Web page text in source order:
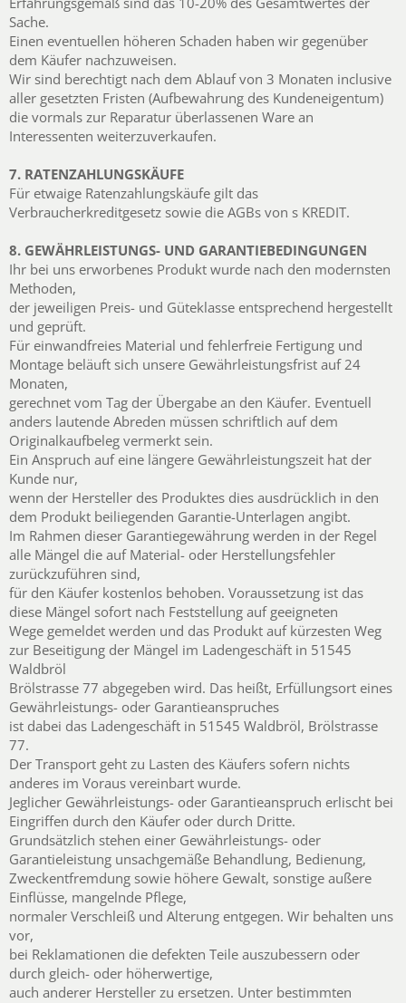
Sache.
Einen eventuellen höheren Schaden haben wir gegenüber
dem Käufer nachzuweisen.
Wir sind berechtigt nach dem Ablauf von 3 Monaten inclusive
aller gesetzten Fristen (Aufbewahrung des Kundeneigentum)
die vormals zur Reparatur überlassenen Ware an
Interessenten weiterzuverkaufen.
7. RATENZAHLUNGSKÄUFE
Für etwaige Ratenzahlungskäufe gilt das
Verbraucherkreditgesetz sowie die AGBs von s KREDIT.
8. GEWÄHRLEISTUNGS- UND GARANTIEBEDINGUNGEN
Ihr bei uns erworbenes Produkt wurde nach den modernsten
Methoden,
der jeweiligen Preis- und Güteklasse entsprechend hergestellt
und geprüft.
Für einwandfreies Material und fehlerfreie Fertigung und
Montage beläuft sich unsere Gewährleistungsfrist auf 24
Monaten,
gerechnet vom Tag der Übergabe an den Käufer. Eventuell
anders lautende Abreden müssen schriftlich auf dem
Originalkaufbeleg vermerkt sein.
Ein Anspruch auf eine längere Gewährleistungszeit hat der
Kunde nur,
wenn der Hersteller des Produktes dies ausdrücklich in den
dem Produkt beiliegenden Garantie-Unterlagen angibt.
Im Rahmen dieser Garantiegewährung werden in der Regel
alle Mängel die auf Material- oder Herstellungsfehler
zurückzuführen sind,
für den Käufer kostenlos behoben. Voraussetzung ist das
diese Mängel sofort nach Feststellung auf geeigneten
Wege gemeldet werden und das Produkt auf kürzesten Weg
zur Beseitigung der Mängel im Ladengeschäft in 51545
Waldbröl
Brölstrasse 77 abgegeben wird. Das heißt, Erfüllungsort eines
Gewährleistungs- oder Garantieanspruches
ist dabei das Ladengeschäft in 51545 Waldbröl, Brölstrasse
77.
Der Transport geht zu Lasten des Käufers sofern nichts
anderes im Voraus vereinbart wurde.
Jeglicher Gewährleistungs- oder Garantieanspruch erlischt bei
Eingriffen durch den Käufer oder durch Dritte.
Grundsätzlich stehen einer Gewährleistungs- oder
Garantieleistung unsachgemäße Behandlung, Bedienung,
Zweckentfremdung sowie höhere Gewalt, sonstige außere
Einflüsse, mangelnde Pflege,
normaler Verschleiß und Alterung entgegen. Wir behalten uns
vor,
bei Reklamationen die defekten Teile auszubessern oder
durch gleich- oder höherwertige,
auch anderer Hersteller zu ersetzen. Unter bestimmten